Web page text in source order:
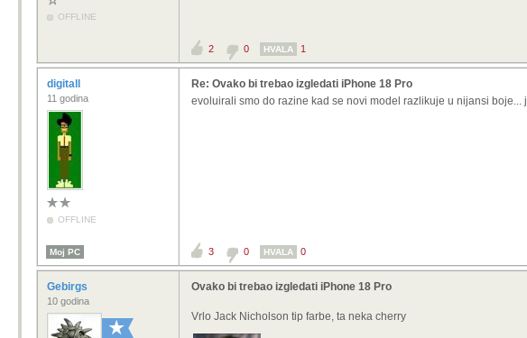
OFFLINE
2 0 HVALA 1
digitall
11 godina
OFFLINE
Re: Ovako bi trebao izgledati iPhone 18 Pro
evoluirali smo do razine kad se novi model razlikuje u nijansi
Moj PC 3 0 HVALA 0
Gebirgs
10 godina
Ovako bi trebao izgledati iPhone 18 Pro
Vrlo Jack Nicholson tip farbe, ta neka cherry